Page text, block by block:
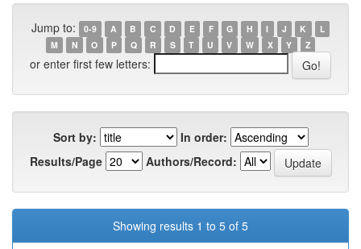
Jump to: 0-9 A B C D E F G H I J K
L
M
N O P Q R S T U V W X Y Z
or enter first few letters:
Sort by:
In order:
Results/Page
Authors/Record:
Showing results 1 to 5 of 5